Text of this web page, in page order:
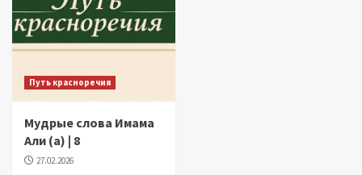
Путь красноречия
Мудрые слова Имама
Али (а) | 8
27.02.2026